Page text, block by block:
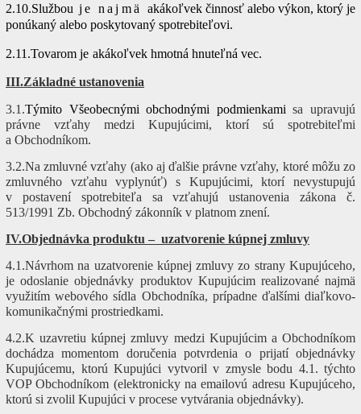
2.10.Službou je najmä akákoľvek činnosť alebo výkon, ktorý je
ponúkaný alebo poskytovaný spotrebiteľovi.
2.11.Tovarom je akákoľvek hmotná hnuteľná vec.
III.Základné ustanovenia
3.1.Týmito Všeobecnými obchodnými podmienkami sa upravujú
právne vzťahy medzi Kupujúcimi, ktorí sú spotrebiteľmi
a Obchodníkom.
3.2.Na zmluvné vzťahy (ako aj ďalšie právne vzťahy, ktoré môžu zo
zmluvného vzťahu vyplynúť) s Kupujúcimi, ktorí nevystupujú
v postavení spotrebiteľa sa vzťahujú ustanovenia zákona č.
513/1991 Zb. Obchodný zákonník v platnom znení.
IV.Objednávka produktu – uzatvorenie kúpnej zmluvy
4.1.Návrhom na uzatvorenie kúpnej zmluvy zo strany Kupujúceho,
je odoslanie objednávky produktov Kupujúcim realizované najmä
využitím webového sídla Obchodníka, prípadne ďalšími diaľkovo-
komunikačnými prostriedkami.
4.2.K uzavretiu kúpnej zmluvy medzi Kupujúcim a Obchodníkom
dochádza momentom doručenia potvrdenia o prijatí objednávky
Kupujúcemu, ktorú Kupujúci vytvoril v zmysle bodu 4.1. týchto
VOP Obchodníkom (elektronicky na emailovú adresu Kupujúceho,
ktorú si zvolil Kupujúci v procese vytvárania objednávky).